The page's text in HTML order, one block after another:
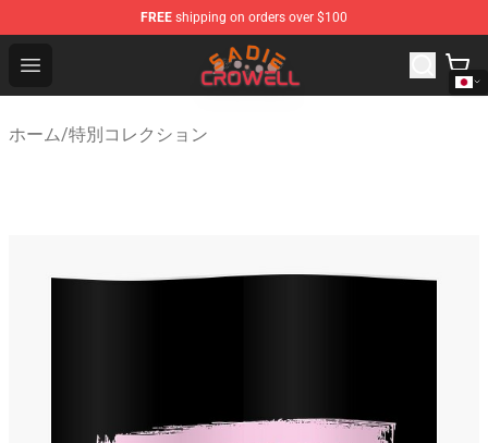
FREE shipping on orders over $100
Open menu
Sadie Crowell Store - Official Sadie Crowell Merchandise
ホーム/特別コレクション